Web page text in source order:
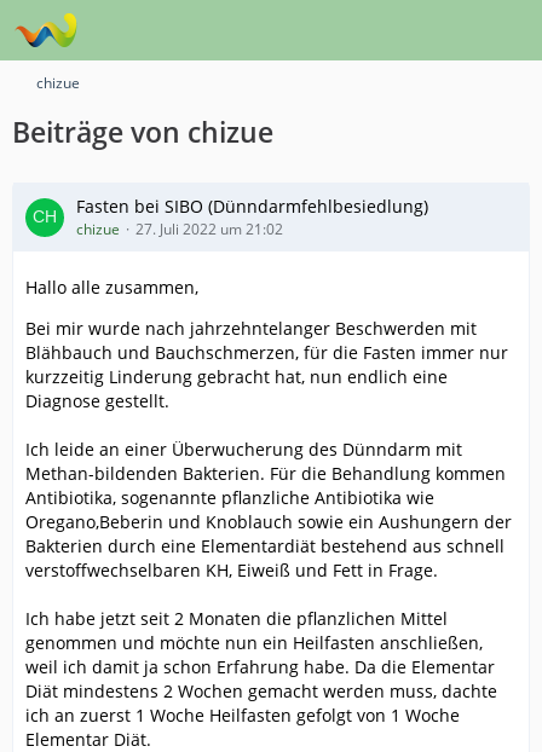
chizue
Beiträge von chizue
Fasten bei SIBO (Dünndarmfehlbesiedlung)
chizue 27. Juli 2022 um 21:02
Hallo alle zusammen,
Bei mir wurde nach jahrzehntelanger Beschwerden mit
Blähbauch und Bauchschmerzen, für die Fasten immer nur
kurzzeitig Linderung gebracht hat, nun endlich eine
Diagnose gestellt.
Ich leide an einer Überwucherung des Dünndarm mit
Methan-bildenden Bakterien. Für die Behandlung kommen
Antibiotika, sogenannte pflanzliche Antibiotika wie
Oregano,Beberin und Knoblauch sowie ein Aushungern der
Bakterien durch eine Elementardiät bestehend aus schnell
verstoffwechselbaren KH, Eiweiß und Fett in Frage.
Ich habe jetzt seit 2 Monaten die pflanzlichen Mittel
genommen und möchte nun ein Heilfasten anschließen,
weil ich damit ja schon Erfahrung habe. Da die Elementar
Diät mindestens 2 Wochen gemacht werden muss, dachte
ich an zuerst 1 Woche Heilfasten gefolgt von 1 Woche
Elementar Diät.